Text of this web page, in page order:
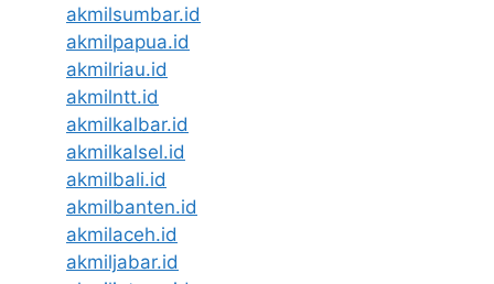
akmilsumbar.id
akmilpapua.id
akmilriau.id
akmilntt.id
akmilkalbar.id
akmilkalsel.id
akmilbali.id
akmilbanten.id
akmilaceh.id
akmiljabar.id